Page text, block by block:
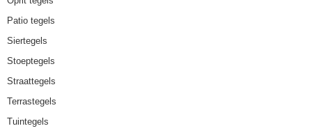
Patio tegels
Siertegels
Stoeptegels
Straattegels
Terrastegels
Tuintegels